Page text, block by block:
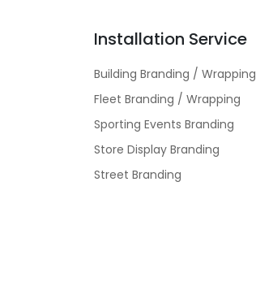
Installation Service
Building Branding / Wrapping
Fleet Branding / Wrapping
Sporting Events Branding
Store Display Branding
Street Branding